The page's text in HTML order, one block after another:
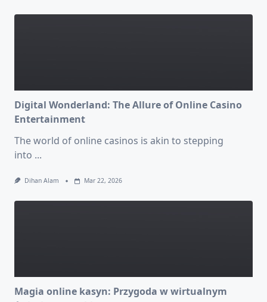
Digital Wonderland: The Allure of Online Casino
Entertainment
The world of online casinos is akin to stepping
into ...
Dihan Alam Mar 22, 2026
Magia online kasyn: Przygoda w wirtualnym